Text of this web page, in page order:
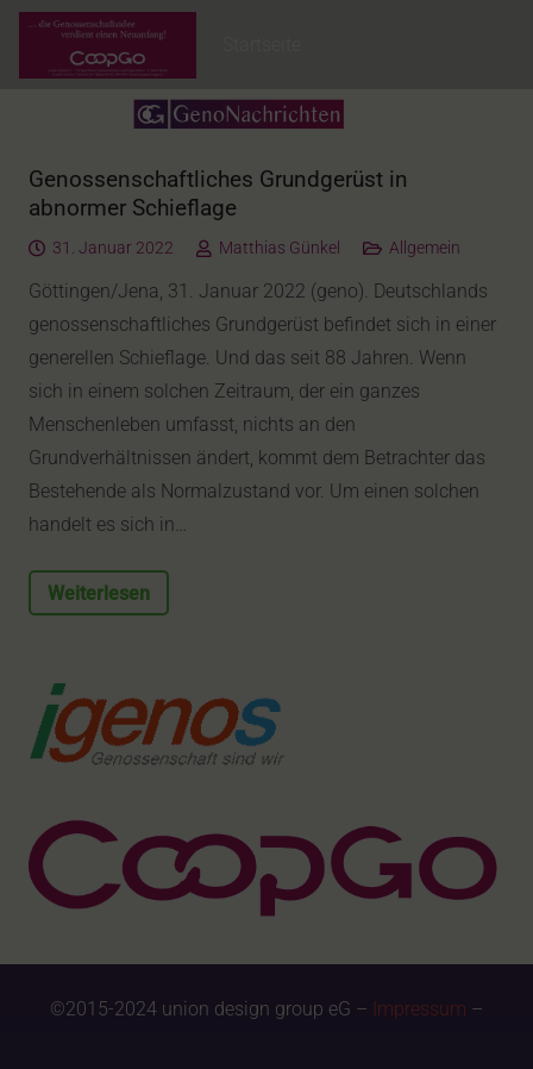
Genossenschaftliches Grundgerüst in
abnormer Schieflage
31. Januar 2022 Matthias Günkel Allgemein
Göttingen/Jena, 31. Januar 2022 (geno). Deutschlands
genossenschaftliches Grundgerüst befindet sich in einer
generellen Schieflage. Und das seit 88 Jahren. Wenn
sich in einem solchen Zeitraum, der ein ganzes
Menschenleben umfasst, nichts an den
Grundverhältnissen ändert, kommt dem Betrachter das
Bestehende als Normalzustand vor. Um einen solchen
handelt es sich in…
Weiterlesen
©2015-2024 union design group eG – Impressum –